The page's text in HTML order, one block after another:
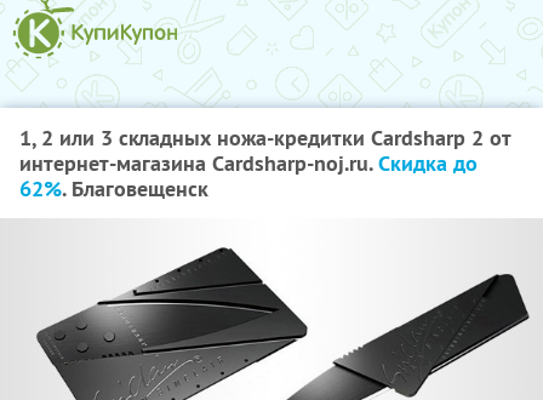
1, 2 или 3 складных ножа-кредитки Cardsharp 2 от
интернет-магазина Cardsharp-noj.ru.Скидка до
62%. Благовещенск